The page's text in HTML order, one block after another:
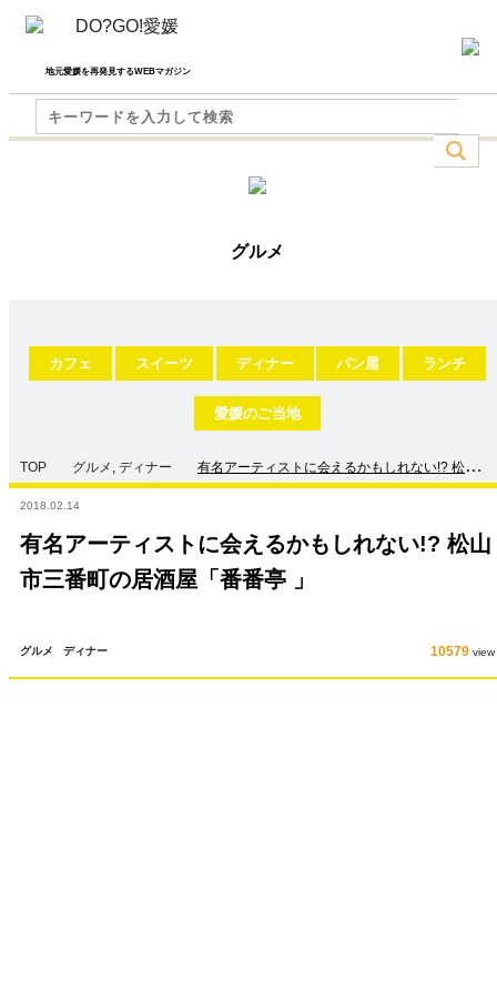
地元愛媛を再発見するWEBマガジン
グルメ
カフェ スイーツ ディナー パン屋 ランチ
愛媛のご当地
TOP グルメ , ディナー
有名アーティストに会えるかもしれない!? 松山市
三番町の居酒屋「番番亭 」
2018.02.14
有名アーティストに会えるかもしれない!? 松山
市三番町の居酒屋「番番亭 」
グルメ ディナー 10579 view